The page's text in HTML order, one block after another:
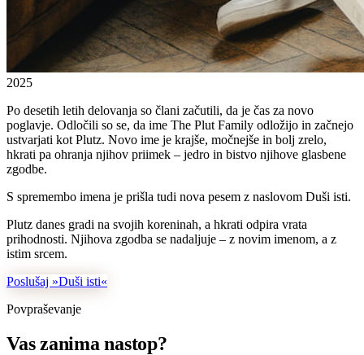
2025
Po desetih letih delovanja so člani začutili, da je čas za novo
poglavje. Odločili so se, da ime The Plut Family odložijo in začnejo
ustvarjati kot Plutz. Novo ime je krajše, močnejše in bolj zrelo,
hkrati pa ohranja njihov priimek – jedro in bistvo njihove glasbene
zgodbe.
S spremembo imena je prišla tudi nova pesem z naslovom Duši isti.
Plutz danes gradi na svojih koreninah, a hkrati odpira vrata
prihodnosti. Njihova zgodba se nadaljuje – z novim imenom, a z
istim srcem.
Poslušaj »Duši isti«
Povpraševanje
Vas zanima nastop?